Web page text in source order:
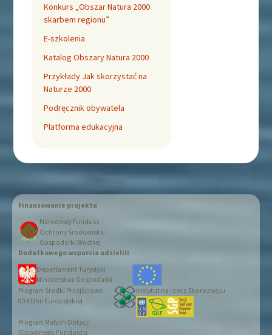
Konkurs „Obszar Natura 2000
skarbem regionu”
E-szkolenia
Katalog Obszary Natura 2000
Przykłady Jak skorzystać na
Naturze 2000
Podręcznik obywatela
Platforma edukacyjna
Dumnie wspierane przez WordPress
Finansowanie projektu
Narodowy Fundusz
Ochrony Środowiska i
Gospodarki Wodnej
Dodatkowego wsparcia udzielili
Departament Turystyki
Ministerstwa Gospodarki
Program Środki Przejściowe
004 Unii Europejskiej
Instytut na rzecz Ekorozwoju
Program Małych Dotacji
Globalnego Funduszu